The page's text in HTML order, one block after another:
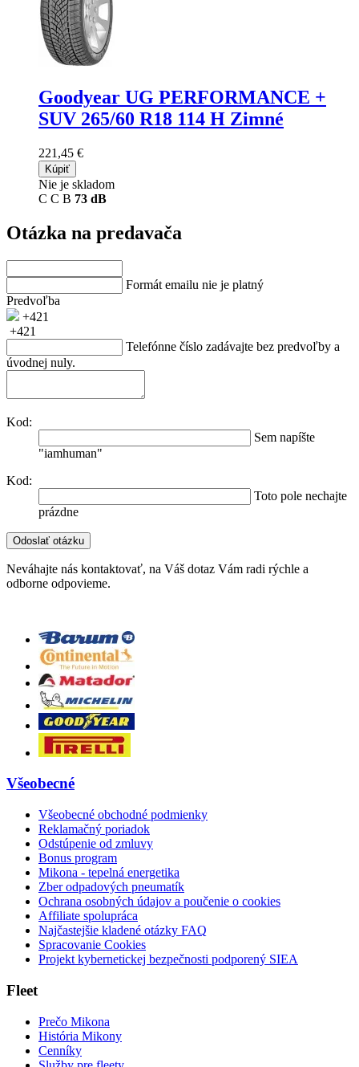
Goodyear UG PERFORMANCE +
SUV 265/60 R18 114 H Zimné
221,45 €
Kúpiť
Nie je skladom
C C B 73 dB
Otázka na predavača
Formát emailu nie je platný
Predvoľba
+421
+421
Telefónne číslo zadávajte bez predvoľby a
úvodnej nuly.
Kod:
Sem napíšte
"iamhuman"
Kod:
Toto pole nechajte
prázdne
Neváhajte nás kontaktovať, na Váš dotaz Vám radi rýchle a
odborne odpovieme.
Všeobecné
Všeobecné obchodné podmienky
Reklamačný poriadok
Odstúpenie od zmluvy
Bonus program
Mikona - tepelná energetika
Zber odpadových pneumatík
Ochrana osobných údajov a poučenie o cookies
Affiliate spolupráca
Najčastejšie kladené otázky FAQ
Spracovanie Cookies
Projekt kybernetickej bezpečnosti podporený SIEA
Fleet
Prečo Mikona
História Mikony
Cenníky